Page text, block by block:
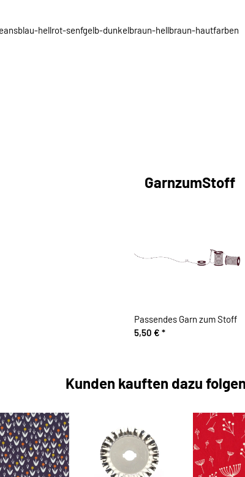
hellrot-senfgelb-dunkelbraun-hellbraun-hautfarben
GarnzumStoff
Passendes Garn zum Stoff
5,50 € *
Kunden kauften dazu